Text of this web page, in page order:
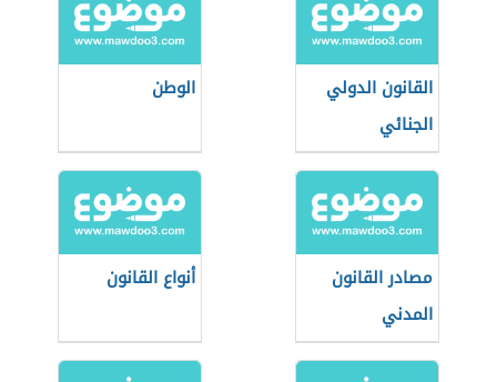
القانون الدولي
الجنائي
الوطن
مصادر القانون
المدني
أنواع القانون